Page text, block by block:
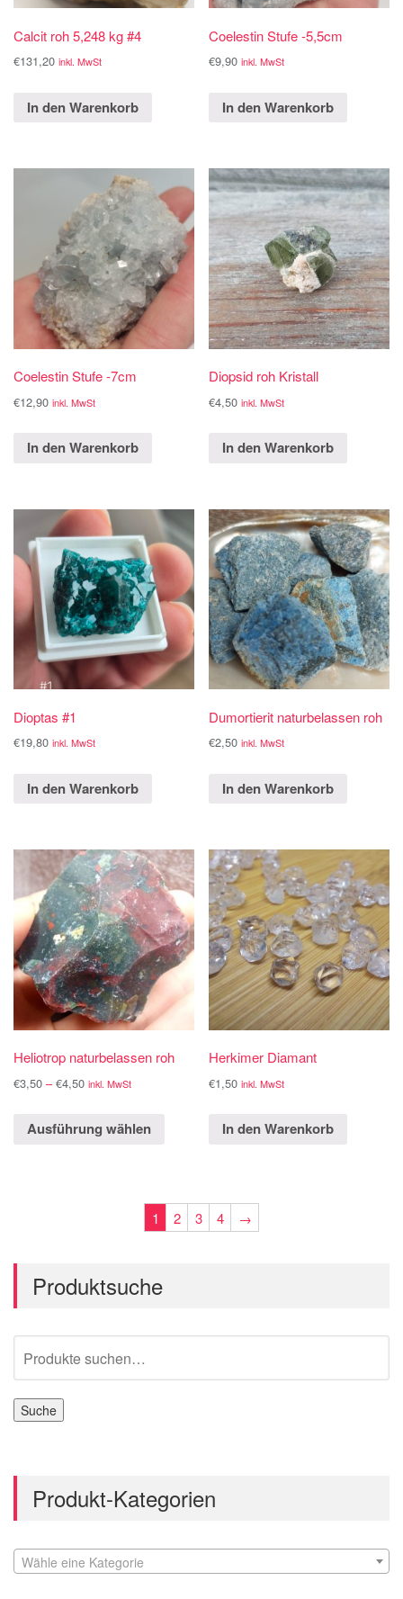
Calcit roh 5,248 kg #4
€131,20 inkl. MwSt
In den Warenkorb
Coelestin Stufe -5,5cm
€9,90 inkl. MwSt
In den Warenkorb
Coelestin Stufe -7cm
€12,90 inkl. MwSt
In den Warenkorb
Diopsid roh Kristall
€4,50 inkl. MwSt
In den Warenkorb
Dioptas #1
€19,80 inkl. MwSt
In den Warenkorb
Dumortierit naturbelassen roh
€2,50 inkl. MwSt
In den Warenkorb
Heliotrop naturbelassen roh
€3,50 –€4,50 inkl. MwSt
Ausführung wählen
Herkimer Diamant
€1,50 inkl. MwSt
In den Warenkorb
1 2 3 4 →
Produktsuche
nach:
Suche
Produkt-Kategorien
Wähle eine Kategorie